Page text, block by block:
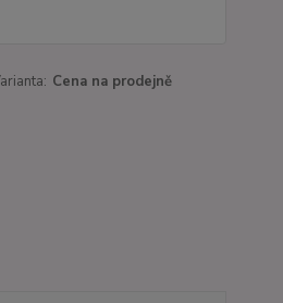
Cena na prodejně